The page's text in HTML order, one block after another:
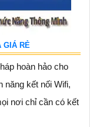
GIÁ RẺ
hoàn hảo cho
năng kết nối Wifi,
nơi chỉ cần có kết